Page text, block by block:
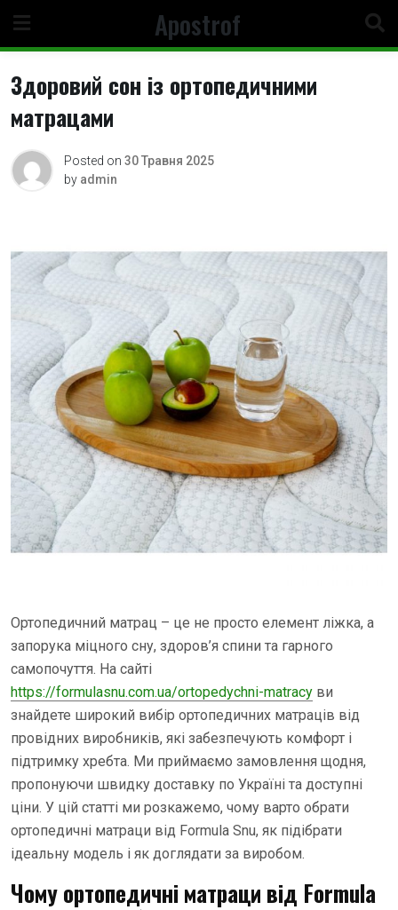
content
Apostrof
Здоровий сон із ортопедичними
матрацами
Posted on 30 Травня 2025
by admin
Ортопедичний матрац – це не просто елемент ліжка, а
запорука міцного сну, здоров’я спини та гарного
самопочуття. На сайті
https://formulasnu.com.ua/ortopedychni-matracy ви
знайдете широкий вибір ортопедичних матраців від
провідних виробників, які забезпечують комфорт і
підтримку хребта. Ми приймаємо замовлення щодня,
пропонуючи швидку доставку по Україні та доступні
ціни. У цій статті ми розкажемо, чому варто обрати
ортопедичні матраци від Formula Snu, як підібрати
ідеальну модель і як доглядати за виробом.
Чому ортопедичні матраци від Formula